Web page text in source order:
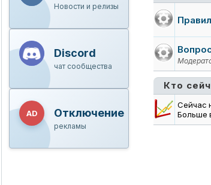
Новости и релизы
Discord
чат сообщества
AD Отключение
рекламы
Кто
Сейчас
Больше